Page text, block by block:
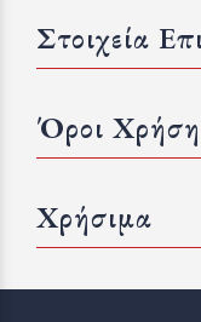
Στοιχεία
Όροι
Χρήσιμα